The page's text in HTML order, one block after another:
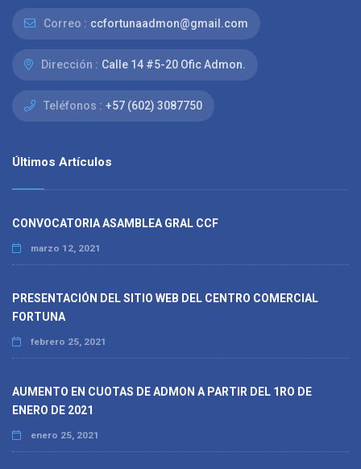
Correo : ccfortunaadmon@gmail.com
Dirección : Calle 14 #5-20 Ofic Admon.
Teléfonos : +57 (602) 3087750
Últimos Artículos
CONVOCATORIA ASAMBLEA GRAL CCF
marzo 12, 2021
PRESENTACIÓN DEL SITIO WEB DEL CENTRO COMERCIAL
FORTUNA
febrero 25, 2021
AUMENTO EN CUOTAS DE ADMON A PARTIR DEL 1RO DE
ENERO DE 2021
enero 25, 2021